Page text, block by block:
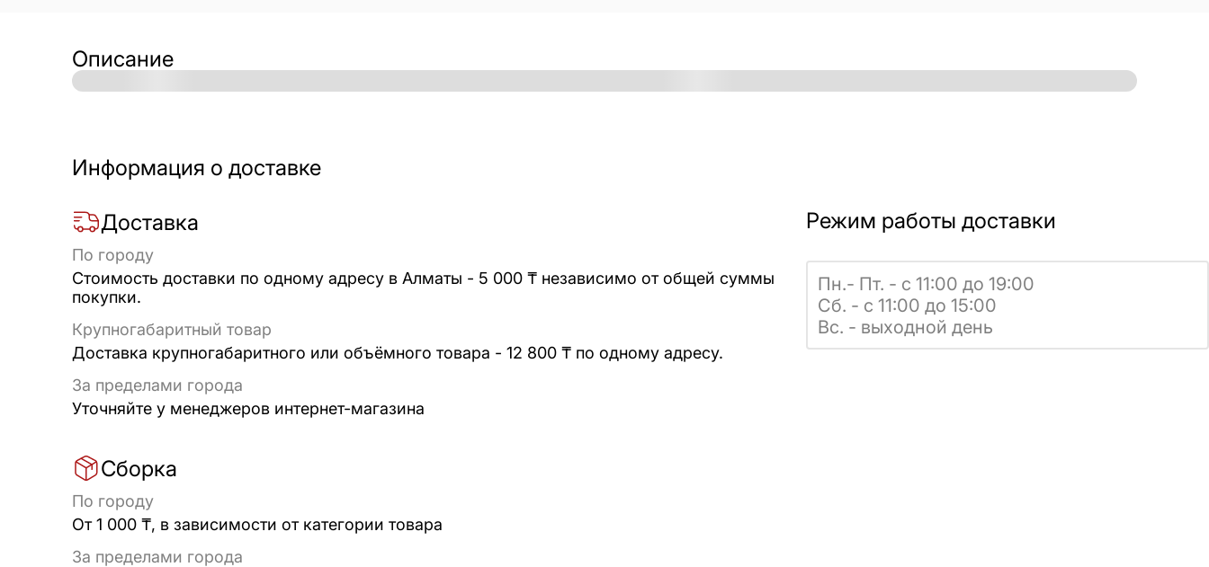
Описание
Информация о доставке
Доставка
По городу
Стоимость доставки по одному адресу в Алматы - 5 000 ₸ независимо от общей суммы
покупки.
Крупногабаритный товар
Доставка крупногабаритного или объёмного товара - 12 800 ₸ по одному адресу.
За пределами города
Уточняйте у менеджеров интернет-магазина
Сборка
По городу
От 1 000 ₸, в зависимости от категории товара
За пределами города
Режим работы доставки
Пн.- Пт. - с 11:00 до 19:00
Сб. - с 11:00 до 15:00
Вс. - выходной день